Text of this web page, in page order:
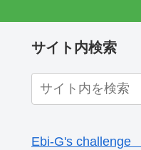
サイト内検索
Ebi-G's challenge